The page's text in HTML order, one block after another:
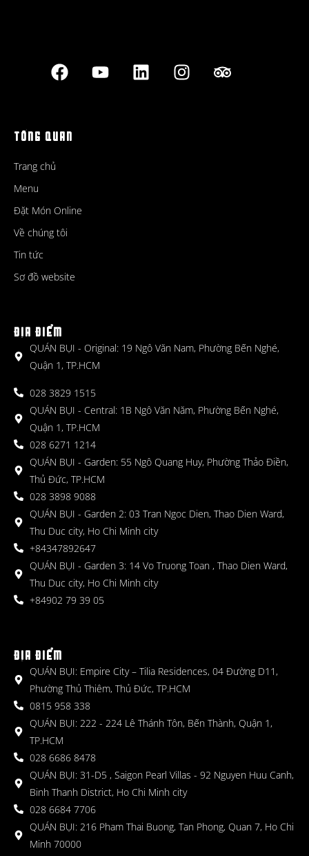
TỔNG QUAN
Trang chủ
Menu
Đặt Món Online
Về chúng tôi
Tin tức
Sơ đồ website
ĐỊA ĐIỂM
QUÁN BỤI - Original: 19 Ngô Văn Nam, Phường Bến Nghé,
Quận 1, TP.HCM
028 3829 1515
QUÁN BỤI - Central: 1B Ngô Văn Năm, Phường Bến Nghé,
Quận 1, TP.HCM
028 6271 1214
QUÁN BỤI - Garden: 55 Ngô Quang Huy, Phường Thảo Điền,
Thủ Đức, TP.HCM
028 3898 9088
QUÁN BỤI - Garden 2: 03 Tran Ngoc Dien, Thao Dien Ward,
Thu Duc city, Ho Chi Minh city
+84347892647
QUÁN BỤI - Garden 3: 14 Vo Truong Toan , Thao Dien Ward,
Thu Duc city, Ho Chi Minh city
+84902 79 39 05
ĐỊA ĐIỂM
QUÁN BỤI: Empire City – Tilia Residences, 04 Đường D11,
Phường Thủ Thiêm, Thủ Đức, TP.HCM
0815 958 338
QUÁN BỤI: 222 - 224 Lê Thánh Tôn, Bến Thành, Quận 1,
TP.HCM
028 6686 8478
QUÁN BỤI: 31-D5 , Saigon Pearl Villas - 92 Nguyen Huu Canh,
Binh Thanh District, Ho Chi Minh city
028 6684 7706
QUÁN BỤI: 216 Pham Thai Buong, Tan Phong, Quan 7, Ho Chi
Minh 70000